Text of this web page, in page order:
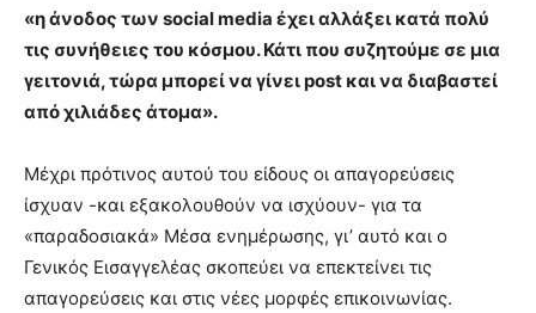
«η άνοδος των social media έχει αλλάξει κατά πολύ
τις συνήθειες του κόσμου. Κάτι που συζητούμε σε μια
γειτονιά, τώρα μπορεί να γίνει post και να διαβαστεί
από χιλιάδες άτομα».
Μέχρι πρότινος αυτού του είδους οι απαγορεύσεις
ίσχυαν -και εξακολουθούν να ισχύουν- για τα
«παραδοσιακά» Μέσα ενημέρωσης, γι’ αυτό και ο
Γενικός Εισαγγελέας σκοπεύει να επεκτείνει τις
απαγορεύσεις και στις νέες μορφές επικοινωνίας.